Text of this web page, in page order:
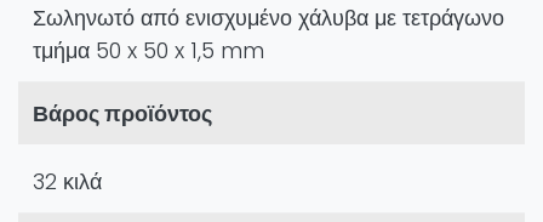
Σωληνωτό από ενισχυμένο χάλυβα με τετράγωνο
τμήμα 50 x 50 x 1,5 mm
Βάρος προϊόντος
32 κιλά